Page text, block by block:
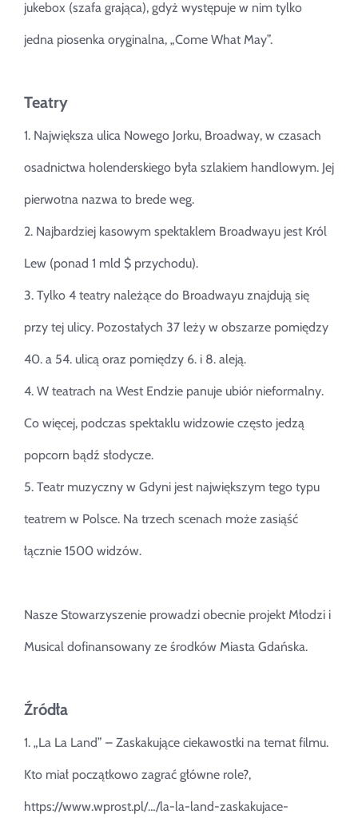
jukebox (szafa grająca), gdyż występuje w nim tylko
jedna piosenka oryginalna, „Come What May”.
Teatry
1. Największa ulica Nowego Jorku, Broadway, w czasach
osadnictwa holenderskiego była szlakiem handlowym. Jej
pierwotna nazwa to brede weg.
2. Najbardziej kasowym spektaklem Broadwayu jest Król
Lew (ponad 1 mld $ przychodu).
3. Tylko 4 teatry należące do Broadwayu znajdują się
przy tej ulicy. Pozostałych 37 leży w obszarze pomiędzy
40. a 54. ulicą oraz pomiędzy 6. i 8. aleją.
4. W teatrach na West Endzie panuje ubiór nieformalny.
Co więcej, podczas spektaklu widzowie często jedzą
popcorn bądź słodycze.
5. Teatr muzyczny w Gdyni jest największym tego typu
teatrem w Polsce. Na trzech scenach może zasiąść
łącznie 1500 widzów.
Nasze Stowarzyszenie prowadzi obecnie projekt Młodzi i
Musical dofinansowany ze środków Miasta Gdańska.
Źródła
1. „La La Land” – Zaskakujące ciekawostki na temat filmu.
Kto miał początkowo zagrać główne role?,
https://www.wprost.pl/…/la-la-land-zaskakujace-